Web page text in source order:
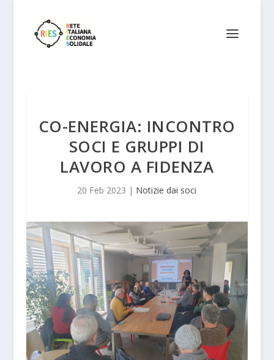
CO-ENERGIA: INCONTRO
SOCI E GRUPPI DI
LAVORO A FIDENZA
20 Feb 2023 | Notizie dai soci